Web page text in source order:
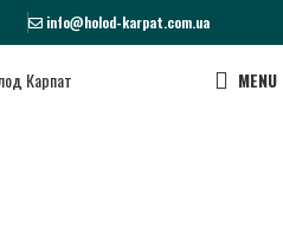
info@holod-karpat.com.ua
MENU